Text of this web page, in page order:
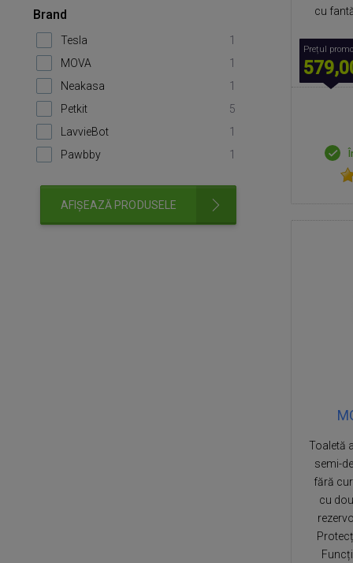
cu
Prețul
Toaletă
semi-
fără
cu
Brand
Tesla
1
MOVA
1
Neakasa
1
Petkit
5
LavvieBot
1
Pawbby
1
AFIȘEAZĂ PRODUSELE